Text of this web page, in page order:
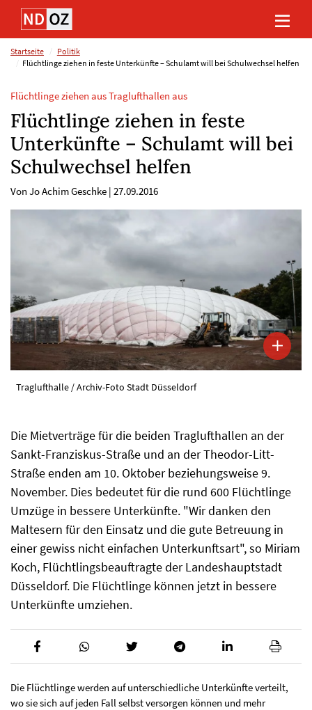
Direkt
Inhalt
(Eingabetaste)
Direkt
Hauptmenu
(Eingabetaste)
Direkt
Suche
(Eingabetaste)
Direkt
Footer
(Eingabetaste)
Startseite
Politik
Flüchtlinge ziehen in feste Unterkünfte – Schulamt will bei Schulwechsel helfen
Flüchtlinge ziehen aus Traglufthallen aus
Flüchtlinge ziehen in feste
Unterkünfte – Schulamt will bei
Schulwechsel helfen
Von Jo Achim Geschke | 27.09.2016
Traglufthalle / Archiv-Foto Stadt Düsseldorf
Die Mietverträge für die beiden Traglufthallen an der
Sankt-Franziskus-Straße und an der Theodor-Litt-
Straße enden am 10. Oktober beziehungsweise 9.
November. Dies bedeutet für die rund 600 Flüchtlinge
Umzüge in bessere Unterkünfte. "Wir danken den
Maltesern für den Einsatz und die gute Betreuung in
einer gewiss nicht einfachen Unterkunftsart", so Miriam
Koch, Flüchtlingsbeauftragte der Landeshauptstadt
Düsseldorf. Die Flüchtlinge können jetzt in bessere
Unterkünfte umziehen.
Die Flüchtlinge werden auf unterschiedliche Unterkünfte verteilt,
wo sie sich auf jeden Fall selbst versorgen können und mehr